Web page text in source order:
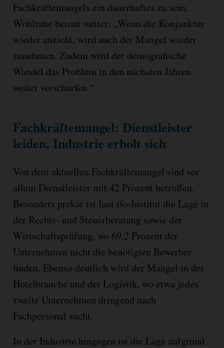
Fachkräftemangels ein dauerhaftes zu sein.
Wohlrabe betont weiter: „Wenn die Konjunktur
wieder anzieht, wird auch der Mangel wieder
zunehmen. Zudem wird der demografische
Wandel das Problem in den nächsten Jahren
weiter verschärfen.“
Fachkräftemangel: Dienstleister
leiden, Industrie erholt sich
Von dem aktuellen Fachkräftemangel sind vor
allem Dienstleister mit 42 Prozent betroffen.
Besonders prekär ist laut ifo-Institut die Lage in
der Rechts- und Steuerberatung sowie der
Wirtschaftsprüfung, wo 69,2 Prozent der
Unternehmen nicht die benötigten Bewerber
finden. Ebenso deutlich wird der Mangel in der
Hotelbranche und der Logistik, wo etwa jedes
zweite Unternehmen dringend nach
Fachpersonal sucht.
In der Industrie hingegen ist die Lage aufgrund